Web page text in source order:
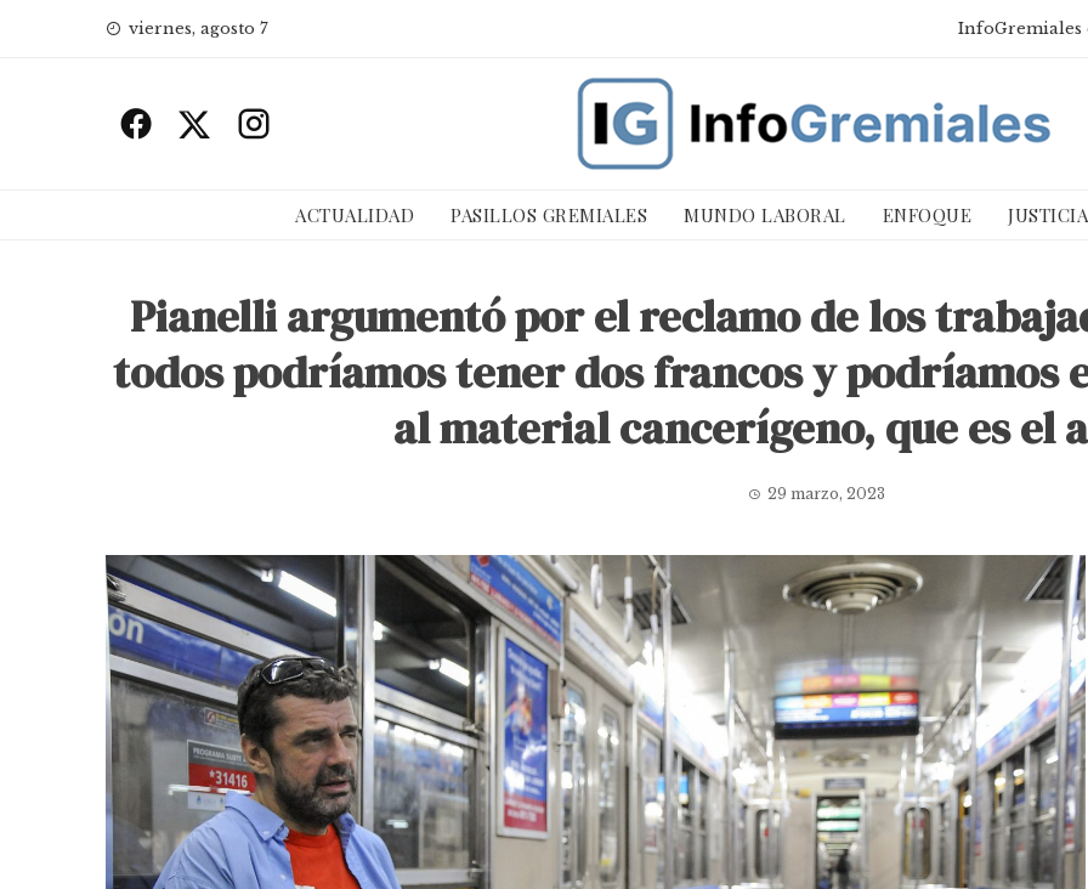
viernes, agosto 7 InfoGremiales
ACTUALIDAD PASILLOS GREMIALES MUNDO LABORAL ENFOQUE
Pianelli argumentó por el reclamo de los
todos podríamos tener dos francos y podríamos
al material cancerígeno, que es el
29 marzo, 2023